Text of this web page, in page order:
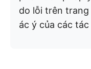
do lỗi trên
ác ý của các